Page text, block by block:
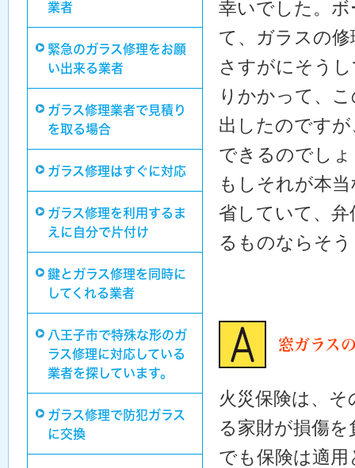
業者
緊急のガラス修理をお願
い出来る業者
ガラス修理業者で見積り
を取る場合
ガラス修理はすぐに対応
ガラス修理を利用するま
えに自分で片付け
鍵とガラス修理を同時に
してくれる業者
八王子市で特殊な形のガ
ラス修理に対応している
業者を探しています。
ガラス修理で防犯ガラス
に交換
幸いでした。
て、ガラスの
さすがにそう
りかかって、
出したのです
できるのでし
もしそれが本
省していて、
るものならそ
窓ガラス
火災保険は、
る家財が損傷
でも保険は適